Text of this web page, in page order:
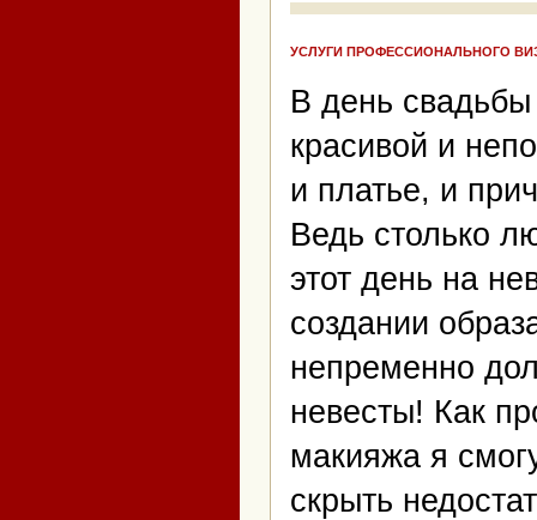
УСЛУГИ ПРОФЕССИОНАЛЬНОГО
В день
красивой и
и платье, и
Ведь столько
этот день на
создании
непременно
невесты! Как
макияжа я
скрыть